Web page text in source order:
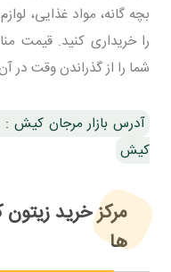
بچه گانه، مواد غذایی،
را خریداری کنید. قیمت
شما را از گذراندن وقت در
آدرس بازار مرجان کیش
کیش
مرکز خرید
ها